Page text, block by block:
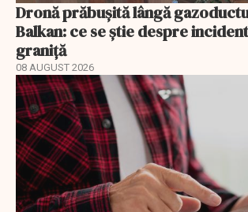
Dronă prăbușită lângă
Balkan: ce se știe despre
graniță
08 AUGUST 2026